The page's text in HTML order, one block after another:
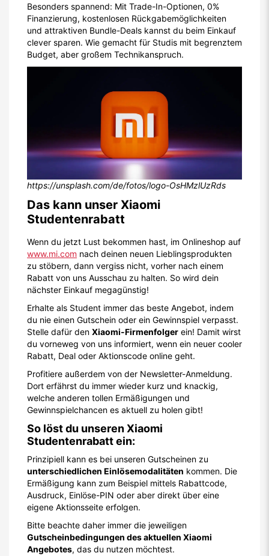
Besonders spannend: Mit Trade-In-Optionen, 0%
Finanzierung, kostenlosen Rückgabemöglichkeiten
und attraktiven Bundle-Deals kannst du beim Einkauf
clever sparen. Wie gemacht für Studis mit begrenztem
Budget, aber großem Technikanspruch.
https://unsplash.com/de/fotos/logo-OsHMzlUzRds
Das kann unser Xiaomi
Studentenrabatt
Wenn du jetzt Lust bekommen hast, im Onlineshop auf
www.mi.com nach deinen neuen Lieblingsprodukten
zu stöbern, dann vergiss nicht, vorher nach einem
Rabatt von uns Ausschau zu halten. So wird dein
nächster Einkauf megagünstig!
Erhalte als Student immer das beste Angebot, indem
du nie einen Gutschein oder ein Gewinnspiel verpasst.
Stelle dafür den Xiaomi-Firmenfolger ein! Damit wirst
du vorneweg von uns informiert, wenn ein neuer cooler
Rabatt, Deal oder Aktionscode online geht.
Profitiere außerdem von der Newsletter-Anmeldung.
Dort erfährst du immer wieder kurz und knackig,
welche anderen tollen Ermäßigungen und
Gewinnspielchancen es aktuell zu holen gibt!
So löst du unseren Xiaomi
Studentenrabatt ein:
Prinzipiell kann es bei unseren Gutscheinen zu
unterschiedlichen Einlösemodalitäten kommen. Die
Ermäßigung kann zum Beispiel mittels Rabattcode,
Ausdruck, Einlöse-PIN oder aber direkt über eine
eigene Aktionsseite erfolgen.
Bitte beachte daher immer die jeweiligen
Gutscheinbedingungen des aktuellen Xiaomi
Angebotes, das du nutzen möchtest.